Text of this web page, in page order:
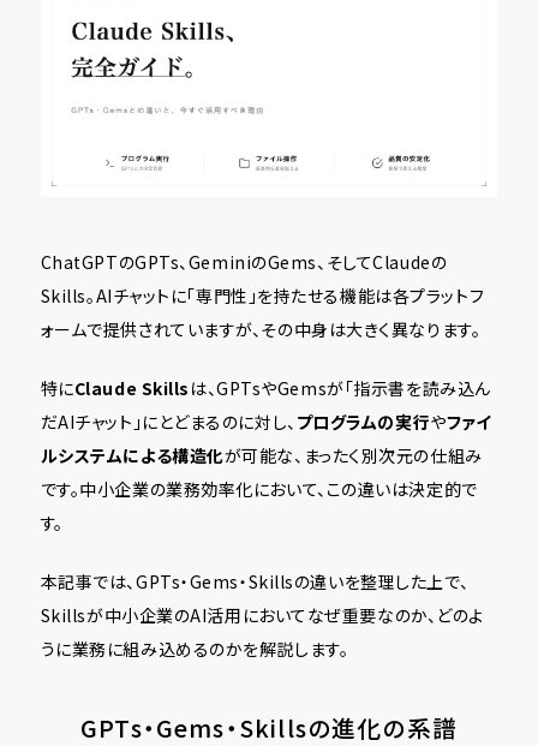
ChatGPTのGPTs、GeminiのGems、そしてClaudeの
Skills。AIチャットに「専門性」を持たせる機能は各プラットフ
ォームで提供されていますが、その中身は大きく異なります。
特にClaude Skills は、GPTsやGemsが「指示書を読み込ん
だAIチャット」にとどまるのに対し、 プログラムの実行やファイ
ルシステムによる構造化が可能な、まったく別次元の仕組み
です。中小企業の業務効率化において、この違いは決定的で
す。
本記事では、GPTs・Gems・Skillsの違いを整理した上で、
Skillsが中小企業のAI活用においてなぜ重要なのか、どのよ
うに業務に組み込めるのかを解説します。
GPTs・Gems・Skillsの進化の系譜